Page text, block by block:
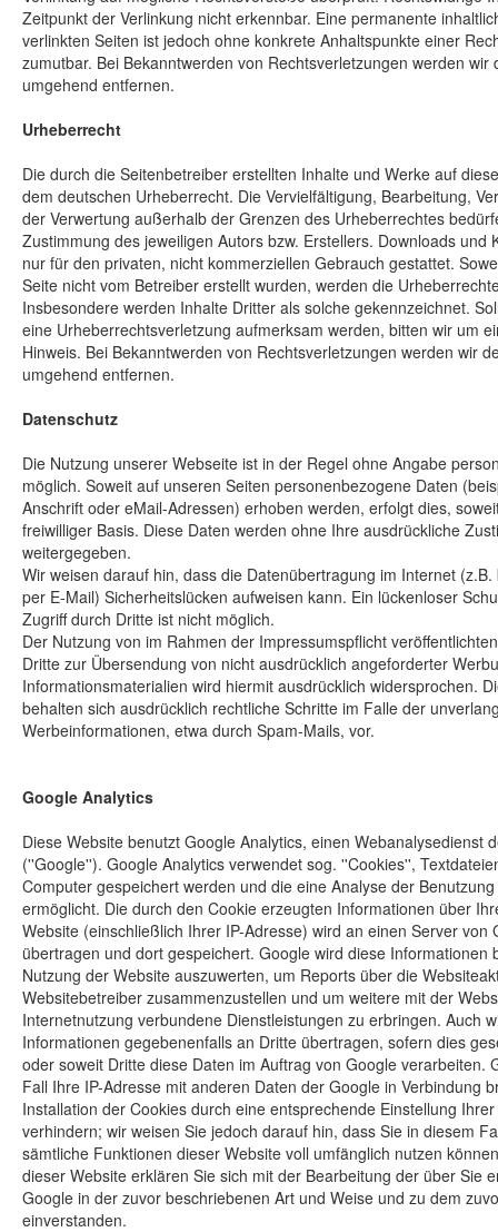
Zeitpunkt der Verlinkung nicht erkennbar. Eine permanente
verlinkten Seiten ist jedoch ohne konkrete Anhaltspunkte einer
zumutbar. Bei Bekanntwerden von Rechtsverletzungen werden wir
umgehend entfernen.
Urheberrecht
Die durch die Seitenbetreiber erstellten Inhalte und Werke auf
dem deutschen Urheberrecht. Die Vervielfältigung, Bearbeitung,
der Verwertung außerhalb der Grenzen des Urheberrechtes
Zustimmung des jeweiligen Autors bzw. Erstellers. Downloads und
nur für den privaten, nicht kommerziellen Gebrauch gestattet.
Seite nicht vom Betreiber erstellt wurden, werden die
Insbesondere werden Inhalte Dritter als solche gekennzeichnet.
eine Urheberrechtsverletzung aufmerksam werden, bitten wir um
Hinweis. Bei Bekanntwerden von Rechtsverletzungen werden wir
umgehend entfernen.
Datenschutz
Die Nutzung unserer Webseite ist in der Regel ohne Angabe
möglich. Soweit auf unseren Seiten personenbezogene Daten
Anschrift oder eMail-Adressen) erhoben werden, erfolgt dies,
freiwilliger Basis. Diese Daten werden ohne Ihre ausdrückliche
weitergegeben.
Wir weisen darauf hin, dass die Datenübertragung im Internet
per E-Mail) Sicherheitslücken aufweisen kann. Ein lückenloser
Zugriff durch Dritte ist nicht möglich.
Der Nutzung von im Rahmen der Impressumspflicht
Dritte zur Übersendung von nicht ausdrücklich angeforderter
Informationsmaterialien wird hiermit ausdrücklich widersprochen.
behalten sich ausdrücklich rechtliche Schritte im Falle der
Werbeinformationen, etwa durch Spam-Mails, vor.
Google Analytics
Diese Website benutzt Google Analytics, einen Webanalysedienst
(''Google''). Google Analytics verwendet sog. ''Cookies'',
Computer gespeichert werden und die eine Analyse der
ermöglicht. Die durch den Cookie erzeugten Informationen über
Website (einschließlich Ihrer IP-Adresse) wird an einen Server von
übertragen und dort gespeichert. Google wird diese Informationen
Nutzung der Website auszuwerten, um Reports über die
Websitebetreiber zusammenzustellen und um weitere mit der
Internetnutzung verbundene Dienstleistungen zu erbringen. Auch
Informationen gegebenenfalls an Dritte übertragen, sofern dies
oder soweit Dritte diese Daten im Auftrag von Google verarbeiten.
Fall Ihre IP-Adresse mit anderen Daten der Google in Verbindung
Installation der Cookies durch eine entsprechende Einstellung
verhindern; wir weisen Sie jedoch darauf hin, dass Sie in diesem
sämtliche Funktionen dieser Website voll umfänglich nutzen
dieser Website erklären Sie sich mit der Bearbeitung der über Sie
Google in der zuvor beschriebenen Art und Weise und zu dem
einverstanden.